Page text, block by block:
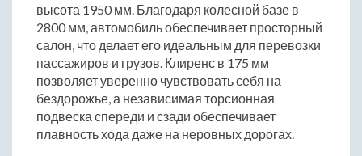
высота 1950 мм. Благодаря колесной базе в
2800 мм, автомобиль обеспечивает просторный
салон, что делает его идеальным для перевозки
пассажиров и грузов. Клиренс в 175 мм
позволяет уверенно чувствовать себя на
бездорожье, а независимая торсионная
подвеска спереди и сзади обеспечивает
плавность хода даже на неровных дорогах.